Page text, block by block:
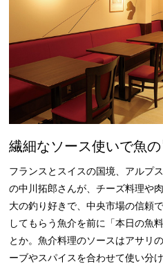
繊細なソース使いで魚の
フランスとスイスの国境、アルプ
の中川拓郎さんが、チーズ料理や
大の釣り好きで、中央市場の信頼
してもらう魚介を前に「本日の魚
とか。魚介料理のソースはアサリ
ーブやスパイスを合わせて使い分